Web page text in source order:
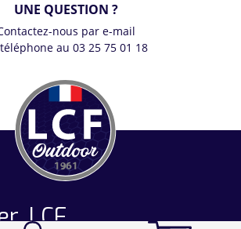
UNE QUESTION ?
nous par e-mail
au 03 25 75 01 18
LCF